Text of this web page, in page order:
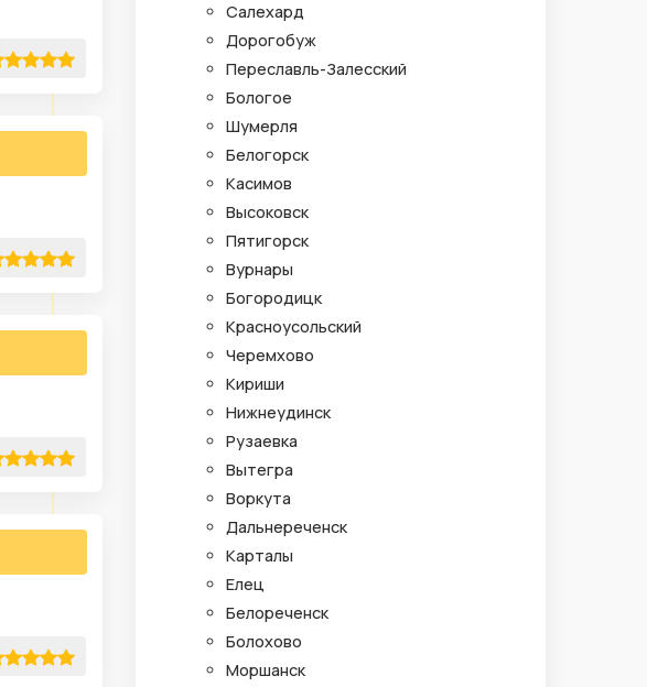
Салехард
Дорогобуж
Переславль-Залесский
Бологое
Шумерля
Белогорск
Касимов
Высоковск
Пятигорск
Вурнары
Богородицк
Красноусольский
Черемхово
Кириши
Нижнеудинск
Рузаевка
Вытегра
Воркута
Дальнереченск
Карталы
Елец
Белореченск
Болохово
Моршанск